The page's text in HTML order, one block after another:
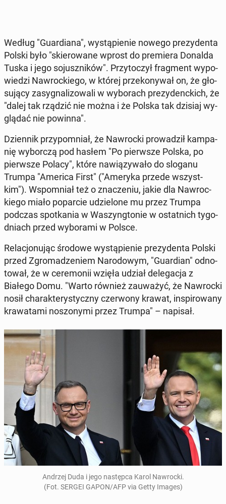
Według "Gu­ar­dia­na", wy­stą­pie­nie nowego pre­zy­den­ta
Polski było "skie­ro­wa­ne wprost do pre­mie­ra Donalda
Tuska i jego so­jusz­ni­ków". Przy­to­czył frag­ment wy­po­
wie­dzi Na­wroc­kie­go, w której prze­ko­ny­wał on, że gło­
su­ją­cy za­sy­gna­li­zo­wa­li w wy­bo­rach pre­zy­denc­kich, że
"dalej tak rządzić nie można i że Polska tak dzisiaj wy­
glą­dać nie powinna".
Dzien­nik przy­po­mniał, że Na­wroc­ki pro­wa­dził kam­pa­
nię wy­bor­czą pod hasłem "Po pierw­sze Polska, po
pierw­sze Polacy", które na­wią­zy­wa­ło do sloganu
Trumpa "America First" ("Ameryka przede wszyst­
kim"). Wspo­mniał też o zna­cze­niu, jakie dla Na­wroc­
kie­go miało po­par­cie udzie­lo­ne mu przez Trumpa
podczas spo­tka­nia w Wa­szyng­to­nie w ostat­nich ty­go­
dniach przed wy­bo­ra­mi w Polsce.
Re­la­cjo­nu­jąc środowe wy­stą­pie­nie pre­zy­den­ta Polski
przed Zgro­ma­dze­niem Na­ro­do­wym, "Gu­ar­dian" od­no­
to­wał, że w ce­re­mo­nii wzięła udział de­le­ga­cja z
Białego Domu. "Warto również za­uwa­żyć, że Na­wroc­ki
nosił cha­rak­te­ry­stycz­ny czer­wo­ny krawat, in­spi­ro­wa­ny
kra­wa­ta­mi no­szo­ny­mi przez Trumpa" – napisał.
Andrzej Duda i jego na­stęp­ca Karol Na­wroc­ki.
(Fot. SERGEI GAPON/AFP via Getty Images)